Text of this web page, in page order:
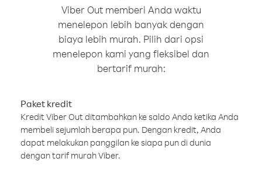
Viber Out memberi Anda waktu
menelepon lebih banyak dengan
biaya lebih murah. Pilih dari opsi
menelepon kami yang fleksibel dan
bertarif murah:
Paket kredit
Kredit Viber Out ditambahkan ke saldo Anda ketika Anda
membeli sejumlah berapa pun. Dengan kredit, Anda
dapat melakukan panggilan ke siapa pun di dunia
dengan tarif murah Viber.